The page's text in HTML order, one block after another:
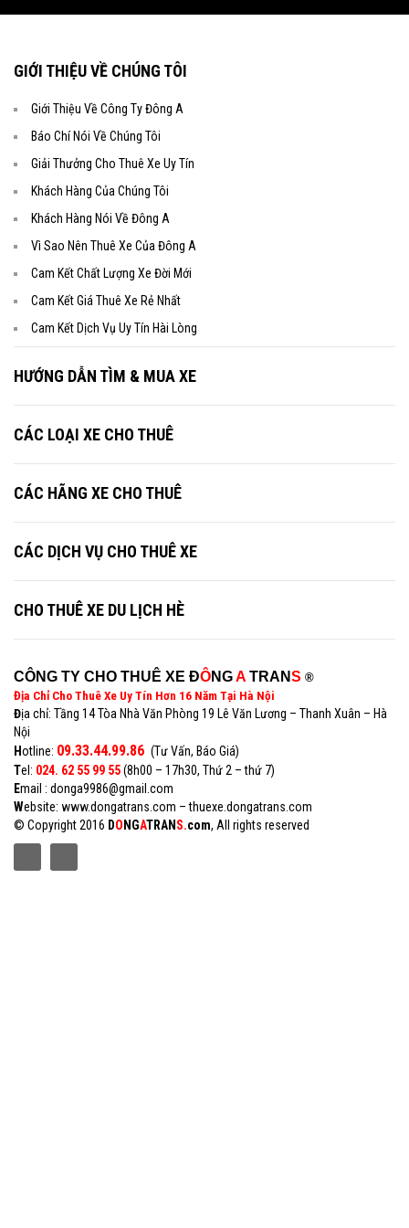
Sales: 0162.884.8888 – 0162.665.9999 (24/7)
Web: www.dongatrans.com
GIỚI THIỆU VỀ CHÚNG TÔI
Giới Thiệu Về Công Ty Đông A
Báo Chí Nói Về Chúng Tôi
Giải Thưởng Cho Thuê Xe Uy Tín
Khách Hàng Của Chúng Tôi
Khách Hàng Nói Về Đông A
Vì Sao Nên Thuê Xe Của Đông A
Cam Kết Chất Lượng Xe Đời Mới
Cam Kết Giá Thuê Xe Rẻ Nhất
Cam Kết Dịch Vụ Uy Tín Hài Lòng
HƯỚNG DẪN TÌM & MUA XE
CÁC LOẠI XE CHO THUÊ
CÁC HÃNG XE CHO THUÊ
CÁC DỊCH VỤ CHO THUÊ XE
CHO THUÊ XE DU LỊCH HÈ
CÔNG TY CHO THUÊ XE ĐÔNGA TRANS ®
Địa Chỉ Cho Thuê Xe Uy Tín Hơn 16 Năm Tại Hà Nội
Địa chỉ: Tầng 14 Tòa Nhà Văn Phòng 19 Lê Văn Lương – Thanh Xuân – Hà
Nội
Hotline: 09.33.44.99.86 (Tư Vấn, Báo Giá)
Tel: 024. 62 55 99 55(8h00 – 17h30, Thứ 2 – thứ 7)
Email : donga9986@gmail.com
Website: www.dongatrans.com – thuexe.dongatrans.com
© Copyright 2016 DO NGATRAN S.com, All rights reserved